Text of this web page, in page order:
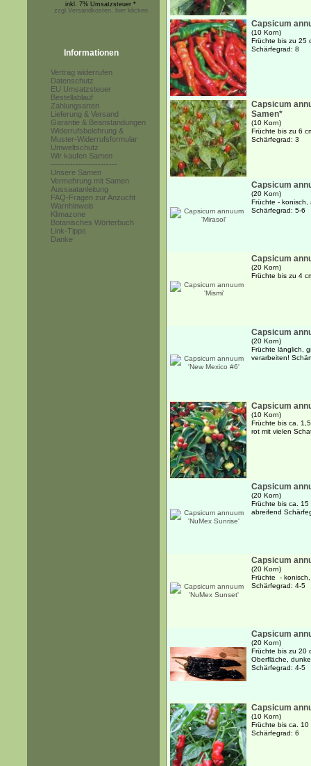
inkl. 7% Umsatzsteuer *
zzgl.Versandkosten, hier klicken
Informationen
Vertrag widerrufen
Datenschutz
EU Umsatzsteuer
Bestellablauf
Zahlungsarten
Lieferung & Versand
Garantie & Beanstandungen
Widerrufsbelehrung &
Muster-Widerrufsformular
Umweltschutz
Wir kaufen Samen
------------------------
Unsere Samen
Vermehrung mit Samen
Aussaatanleitung
FAQ-Fragen zur Anzucht
Warnhinweis
Klimazone
Botanisches Wörterbuch
Link-Tipps
Danke
Capsicum
(10 Korn)
Früchte bis zu 25
Schärfegrad: 8
Capsicum
Samen*
(10 Korn)
Früchte bis zu 6
Schärfegrad: 3
Capsicum
(20 Korn)
Früchte -
Schärfegrad: 5-6
Capsicum
(20 Korn)
Früchte bis zu 4
Capsicum
(20 Korn)
Früchte länglich,
verarbeiten!
Capsicum
(10 Korn)
Früchte bis ca.
rot mit vielen
Capsicum
(20 Korn)
Früchte bis ca.
abreifend
Capsicum
(20 Korn)
Früchte -
Schärfegrad: 4-5
Capsicum
(20 Korn)
Früchte bis zu 20
Oberfläche,
Schärfegrad: 4-5
Capsicum
(10 Korn)
Früchte bis ca.
Schärfegrad: 6